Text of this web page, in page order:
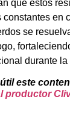
que estos
constantes en
se
durante la
este
productor